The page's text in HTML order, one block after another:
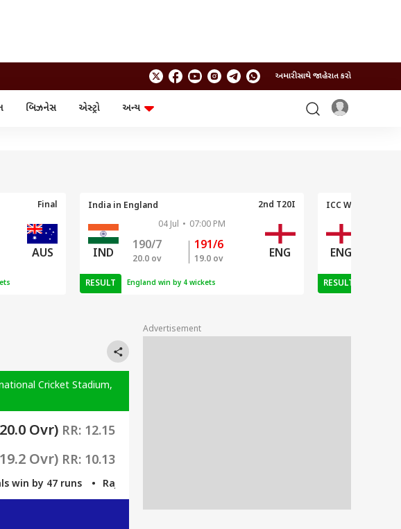
અમારી સાથે જાહેરાત કરો
બિઝનેસ એસ્ટ્રો
અન્ય
Final
AUS
India in England 2nd T20I
IND
04 Jul • 07:00 PM
190/7
20.0 ov
191/6
19.0 ov ENG
RESULT England win by 4 wickets
ICC Women's
ENG
RESULT
Cricket Stadium,
Ovr) RR: 12.15
Ovr) RR: 10.13
by 47 runs Rajasthan Royals win by 47 runs
Advertisement